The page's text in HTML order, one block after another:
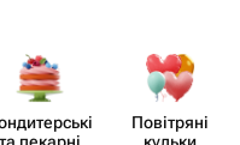
Повітряні